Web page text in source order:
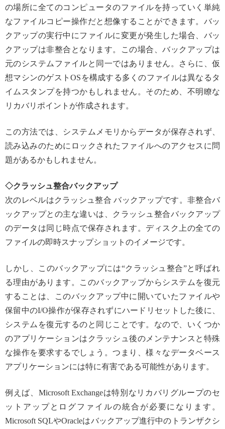
の場所に全てのコンピュータのファイルを持っていく単純
なファイルコピー操作だと想像することができます。バッ
クアップの実行中にファイルに変更が発生した場合、バッ
クアップは非整合となります。この場合、バックアップは
元のシステムファイルと同一ではありません。さらに、仮
想マシンのゲストOSを構成する多くのファイルは異なるタ
イムスタンプを持つかもしれません。そのため、不明瞭な
リカバリポイントが作成されます。
この方法では、システムメモリからデータが保存されず、
読み込みのためにロックされたファイルへのアクセスに問
題があるかもしれません。
◇クラッシュ整合バックアップ
次のレベルはクラッシュ整合 バックアップです。非整合バ
ックアップとの主な違いは、クラッシュ整合バックアップ
のデータは同じ時点で保存されます。ディスク上の全ての
ファイルの即時スナップショットのイメージです。
しかし、このバックアップには“クラッシュ整合”と呼ばれ
る理由があります。このバックアップからシステムを復元
することは、このバックアップ中に開いていたファイルや
保留中のI/O操作が保存されずにハードリセットした後に、
システムを復元するのと同じことです。なので、いくつか
のアプリケーションはクラッシュ後のメンテナンスと特殊
な操作を要求するでしょう。つまり、様々なデータベース
アプリケーションには特に有害である可能性があります。
例えば、Microsoft Exchangeは特別なリカバリグループのセ
ットアップとログファイルの統合が必要になります。
Microsoft SQLやOracleはバックアップ進行中のトランザクシ